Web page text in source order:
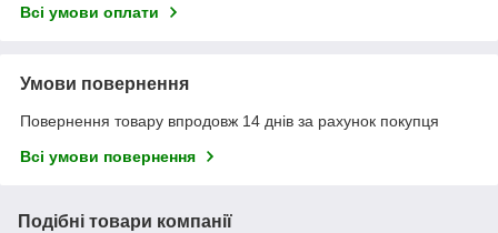
Всі умови оплати
Умови повернення
Повернення товару впродовж 14 днів за рахунок покупця
Всі умови повернення
Подібні товари компанії